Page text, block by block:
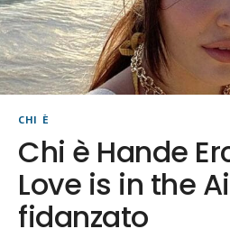
CHI È
Chi è Hande
Love is in the
fidanzato